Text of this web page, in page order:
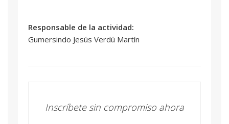
Responsable de la actividad:
Gumersindo Jesús Verdú Martín
Inscríbete sin compromiso ahora